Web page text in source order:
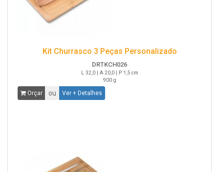
Kit Churrasco 3 Peças Personalizado
DRTKCH026
L 32,0 | A 20,0 | P 1,5 cm
900 g
Orçar ou Ver + Detalhes